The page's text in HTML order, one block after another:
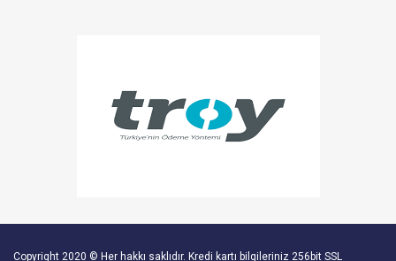
Copyright 2020 © Her hakkı saklıdır. Kredi kartı bilgileriniz 256bit SSL